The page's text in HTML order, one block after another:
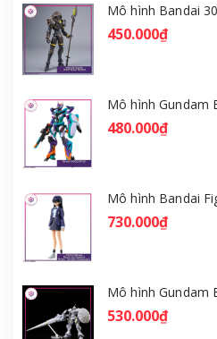
450.000₫
480.000₫
730.000₫
530.000₫